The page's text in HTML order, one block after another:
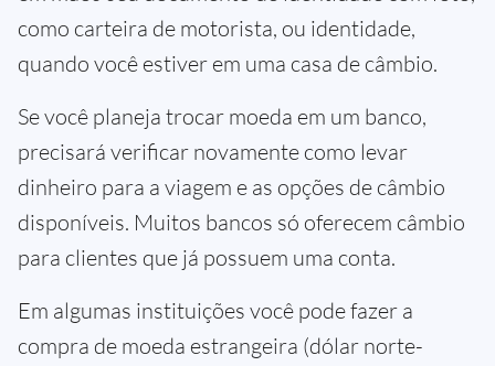
como carteira de motorista, ou identidade,
quando você estiver em uma casa de câmbio.
Se você planeja trocar moeda em um banco,
precisará verificar novamente como levar
dinheiro para a viagem e as opções de câmbio
disponíveis. Muitos bancos só oferecem câmbio
para clientes que já possuem uma conta.
Em algumas instituições você pode fazer a
compra de moeda estrangeira (dólar norte-